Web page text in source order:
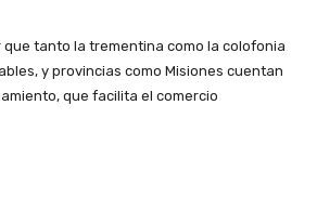
tanto la trementina como la colofonia
y provincias como Misiones cuentan
que facilita el comercio